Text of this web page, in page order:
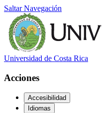
Saltar Navegación
Universidad de Costa Rica
Acciones
Accesibilidad
Idiomas